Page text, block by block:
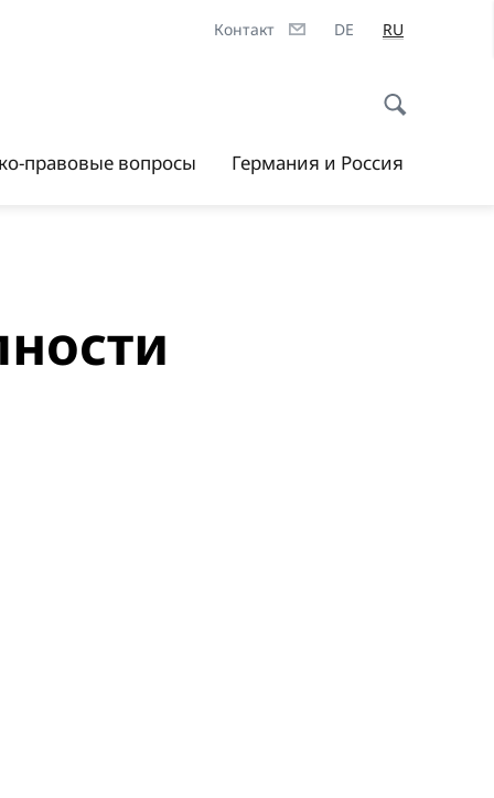
Контакт DE RU
правовые вопросы Германия и Россия